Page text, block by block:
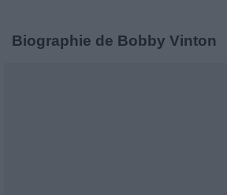
Biographie de Bobby Vinton